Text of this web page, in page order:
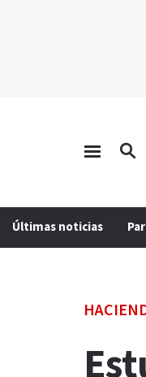
Últimas noticias